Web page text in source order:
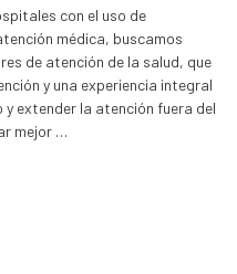
con el uso de
médica, buscamos
de atención de la salud, que
y una experiencia integral
extender la atención fuera del
mejor …